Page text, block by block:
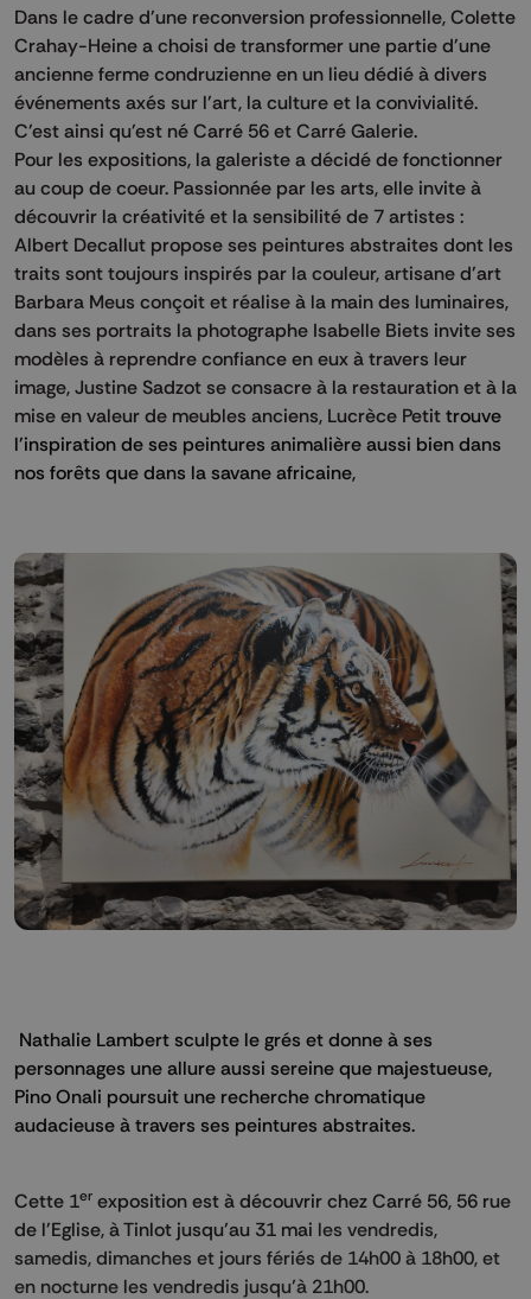
Dans le cadre d'une reconversion professionnelle, Colette
Crahay-Heine a choisi de transformer une partie d'une
ancienne ferme condruzienne en un lieu dédié à divers
événements axés sur l'art, la culture et la convivialité.
C'est ainsi qu'est né Carré 56 et Carré Galerie.
Pour les expositions, la galeriste a décidé de fonctionner
au coup de coeur. Passionnée par les arts, elle invite à
découvrir la créativité et la sensibilité de 7 artistes :
Albert Decallut propose ses peintures abstraites dont les
traits sont toujours inspirés par la couleur, artisane d'art
Barbara Meus conçoit et réalise à la main des luminaires,
dans ses portraits la photographe Isabelle Biets invite ses
modèles à reprendre confiance en eux à travers leur
image, Justine Sadzot se consacre à la restauration et à la
mise en valeur de meubles anciens, Lucrèce Petit trouve
l'inspiration de ses peintures animalière aussi bien dans
nos forêts que dans la savane africaine,
Nathalie Lambert sculpte le grés et donne à ses
personnages une allure aussi sereine que majestueuse,
Pino Onali poursuit une recherche chromatique
audacieuse à travers ses peintures abstraites.
Cette 1er exposition est à découvrir chez Carré 56, 56 rue
de l'Eglise, à Tinlot jusqu’au 31 mai les vendredis,
samedis, dimanches et jours fériés de 14h00 à 18h00, et
en nocturne les vendredis jusqu’à 21h00.